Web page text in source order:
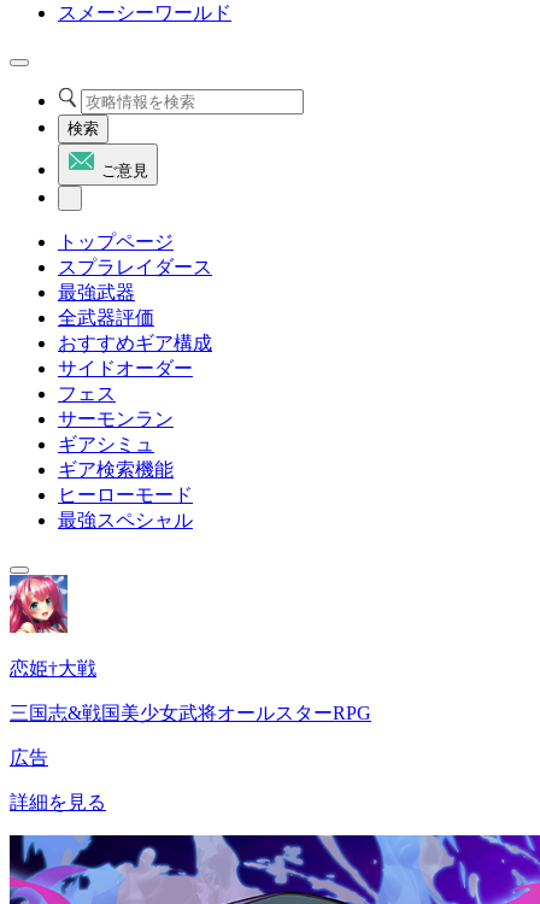
スメーシーワールド
検索
ご意見
トップページ
スプラレイダース
最強武器
全武器評価
おすすめギア構成
サイドオーダー
フェス
サーモンラン
ギアシミュ
ギア検索機能
ヒーローモード
最強スペシャル
恋姫†大戦
三国志&戦国美少女武将オールスターRPG
広告
詳細を見る